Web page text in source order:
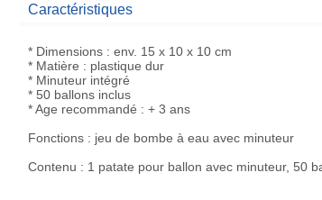
Caractéristiques
* Dimensions : env. 15 x 10 x 10 cm
* Matière : plastique dur
* Minuteur intégré
* 50 ballons inclus
* Age recommandé : + 3 ans
Fonctions : jeu de bombe à eau avec minuteur
Contenu : 1 patate pour ballon avec minuteur, 50